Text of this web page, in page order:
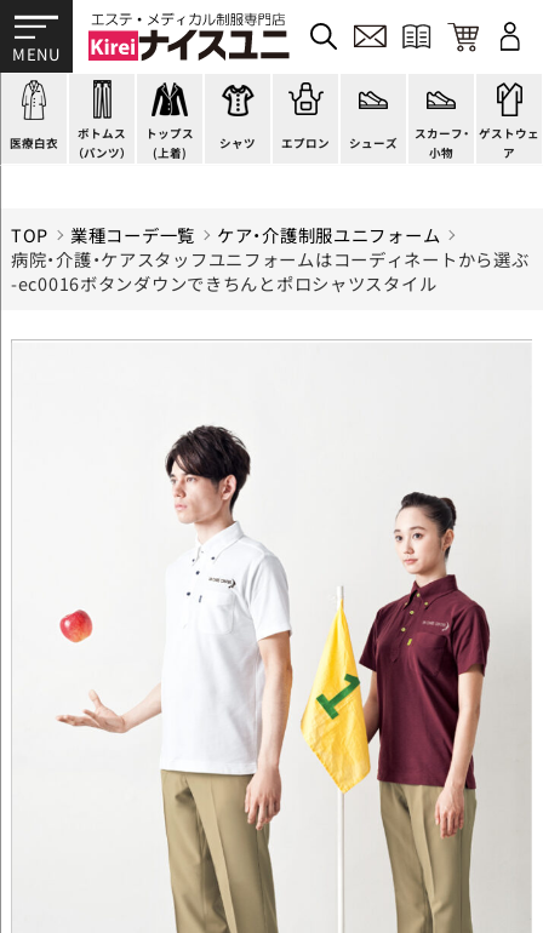
医療白衣
ドクタージャケット
医療用ジャケット
ケーシージャケット
ボトムス
（パンツ）
スクラブパンツ
スカート
キュロット
トップス
(上着)
ワンピース
スーツジャケット
カーディガン
シャツ
ブラウス
ポロシャツ
Tシャツ
エプロン
腰下エプロン
ラップエプロン
エプロンドレス
シューズ
サンダル
ナースシューズ
パンプス
スカーフ・
小物
すべて
スカーフ・リボン
バッグ
ゲストウェ
ア
施術衣
マタニティユニフォーム
衛生アイテム
TOP 業種コーデ一覧
ケア・介護制服ユニフォーム
病院・介護・ケアスタッフユニフォームはコーディネートから選ぶ
-ec0016ボタンダウンできちんとポロシャツスタイル